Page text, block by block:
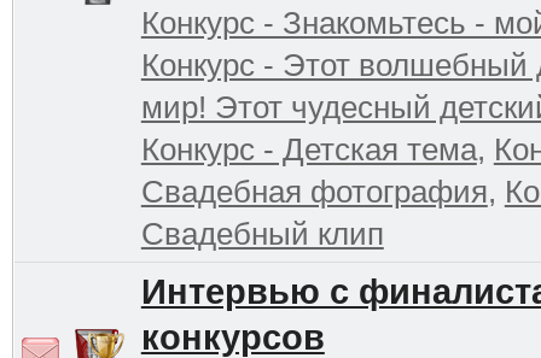
Конкурс - Знакомьтесь -
Конкурс - Этот волшебный
мир! Этот чудесный
Конкурс - Детская тема,
Свадебная фотография,
Свадебный клип
Интервью с
конкурсов